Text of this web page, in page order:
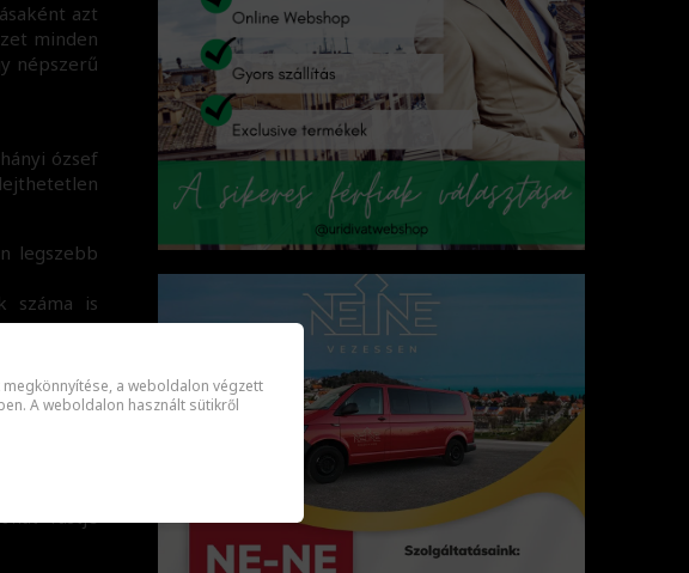
azt
minden
népszerű
ózsef
legszebb
száma is
szerint
korábban
ahol
mond
füstje
a weboldalon végzett
A weboldalon használt sütikről